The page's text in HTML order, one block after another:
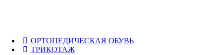
ОРТОПЕДИЧЕСКАЯ ОБУВЬ
ТРИКОТАЖ